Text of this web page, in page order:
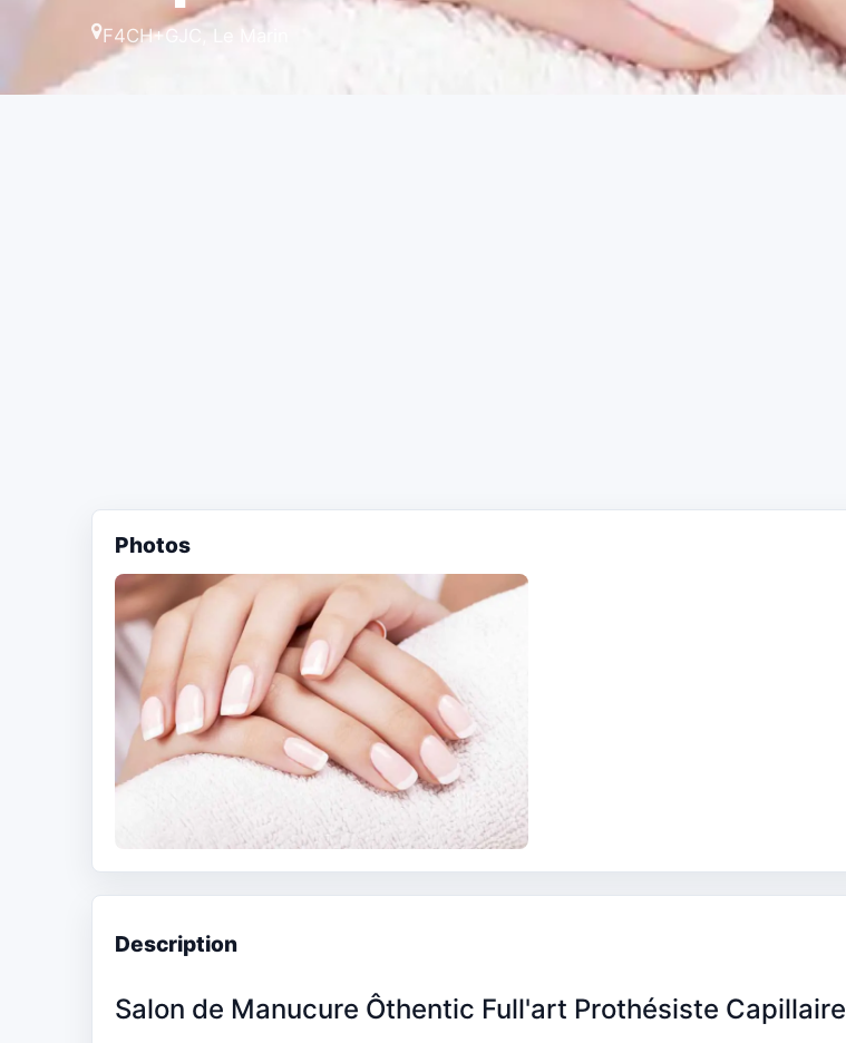
F4CH+GJC, Le Marin
Photos
Description
Salon de Manucure Ôthentic Full'art Prothésiste Capillaire